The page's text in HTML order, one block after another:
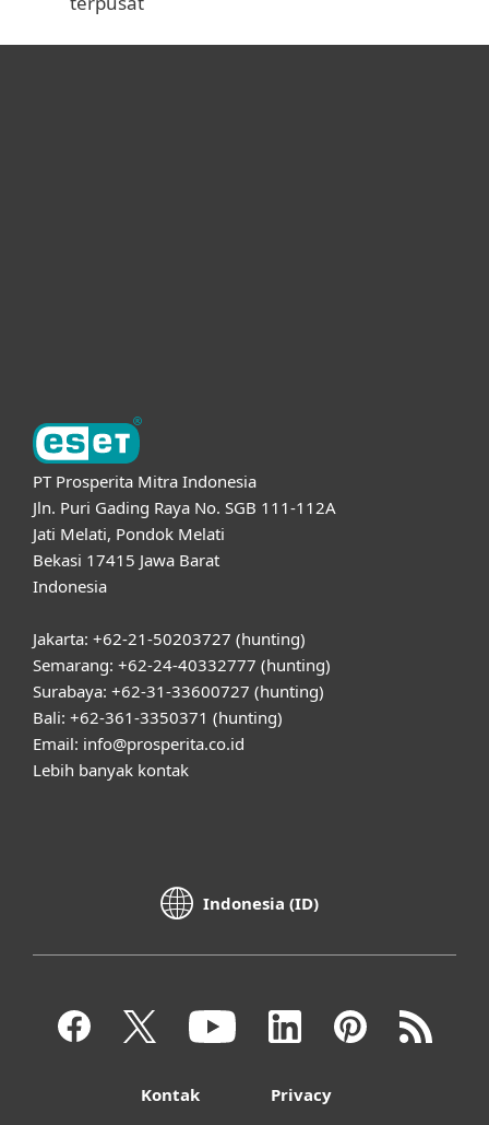
PT Prosperita Mitra Indonesia
Jln. Puri Gading Raya No. SGB 111-112A
Jati Melati, Pondok Melati
Bekasi 17415 Jawa Barat
Indonesia
Jakarta: +62-21-50203727 (hunting)
Semarang: +62-24-40332777 (hunting)
Surabaya: +62-31-33600727 (hunting)
Bali: +62-361-3350371 (hunting)
Email: info@prosperita.co.id
Lebih banyak kontak
Indonesia (ID)
Kontak
Privacy